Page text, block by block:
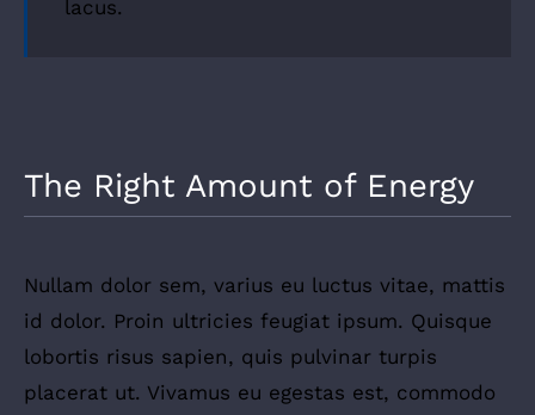
lacus.
The Right Amount of Energy
Nullam dolor sem, varius eu luctus vitae, mattis
id dolor. Proin ultricies feugiat ipsum. Quisque
lobortis risus sapien, quis pulvinar turpis
placerat ut. Vivamus eu egestas est, commodo